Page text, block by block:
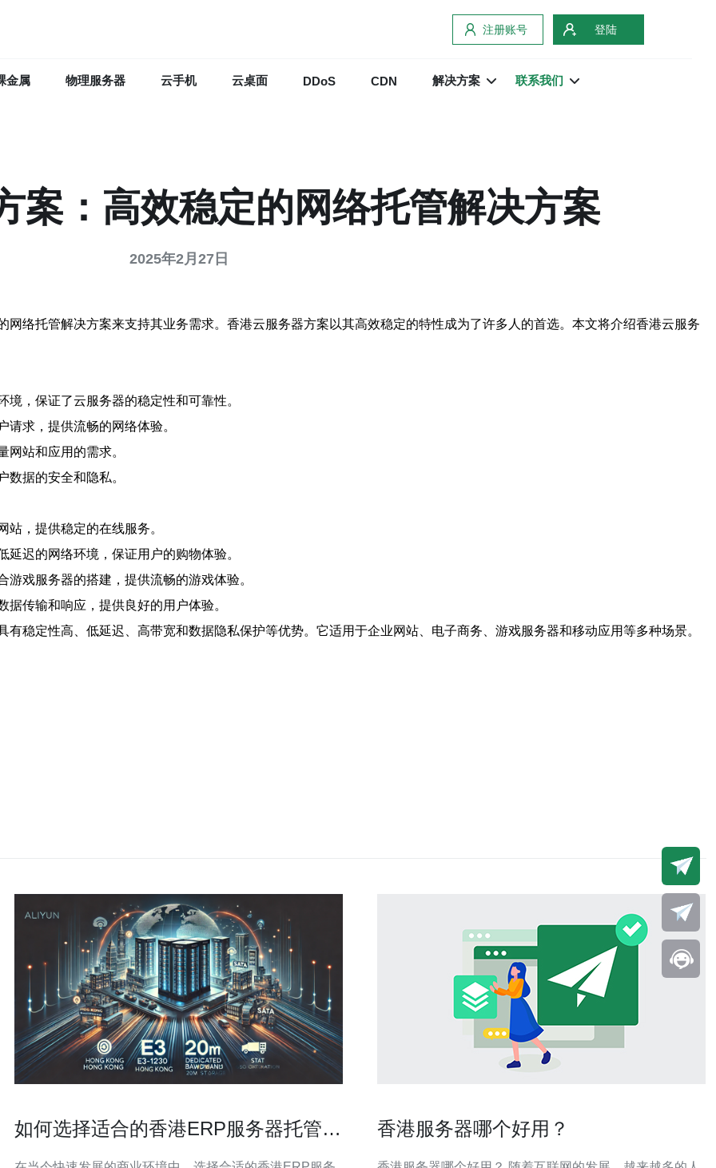
注册账号 登陆
金属 物理服务器 云手机 云桌面 DDoS CDN 解决方案 联系我们
案：高效稳定的网络托管解决方案
2025年2月27日
络托管解决方案来支持其业务需求。香港云服务器方案以其高效稳定的特性成为了许多人的首选。本文将介绍香港云服务
，保证了云服务器的稳定性和可靠性。
求，提供流畅的网络体验。
站和应用的需求。
据的安全和隐私。
，提供稳定的在线服务。
迟的网络环境，保证用户的购物体验。
戏服务器的搭建，提供流畅的游戏体验。
传输和响应，提供良好的用户体验。
稳定性高、低延迟、高带宽和数据隐私保护等优势。它适用于企业网站、电子商务、游戏服务器和移动应用等多种场景。
如何选择适合的香港ERP服务器托管服
香港服务器哪个好用？